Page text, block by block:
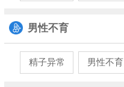
男性不育
精子异常 男性不育